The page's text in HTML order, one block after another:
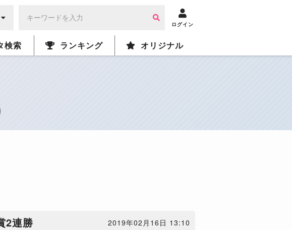
ログイン
検索 ランキング オリジナル
2連勝 2019年02月16日 13:10